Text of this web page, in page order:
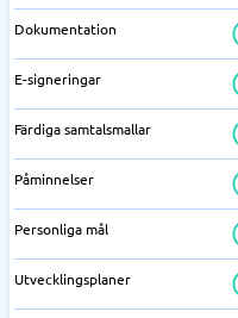
Dokumentation
E-signeringar
Färdiga samtalsmallar
Påminnelser
Personliga mål
Utvecklingsplaner